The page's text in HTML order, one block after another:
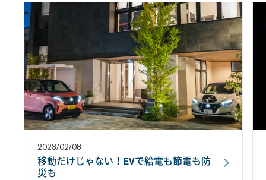
2023/02/08
移動だけじゃない！EVで給電も節電も防
災も